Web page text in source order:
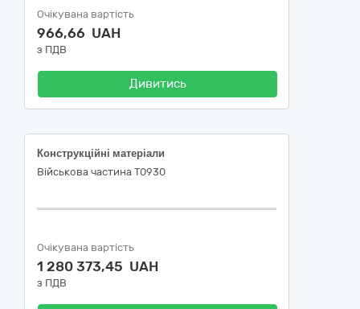
Очікувана вартість
966,66 UAH
з ПДВ
Дивитись
Конструкційні матеріали
Військова частина Т0930
Очікувана вартість
1 280 373,45 UAH
з ПДВ